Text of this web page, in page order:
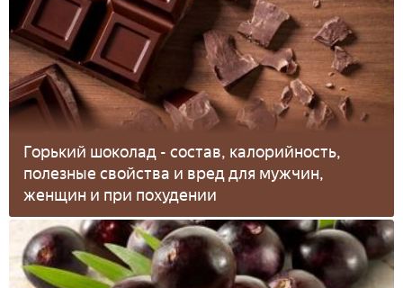
Горький шоколад - состав, калорийность,
полезные свойства и вред для мужчин,
женщин и при похудении